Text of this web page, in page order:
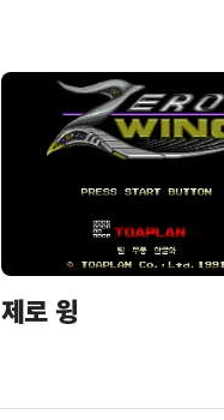
제로 윙